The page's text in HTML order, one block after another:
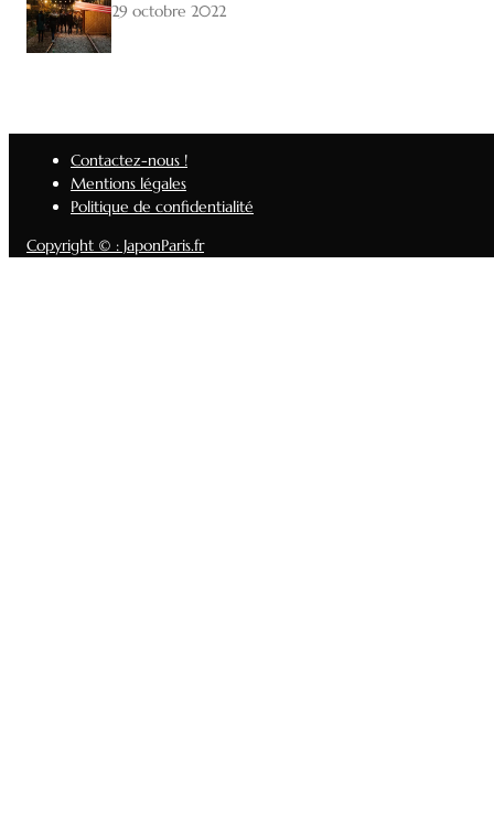
29 octobre 2022
Contactez-nous !
Mentions légales
Politique de confidentialité
Copyright © : JaponParis.fr